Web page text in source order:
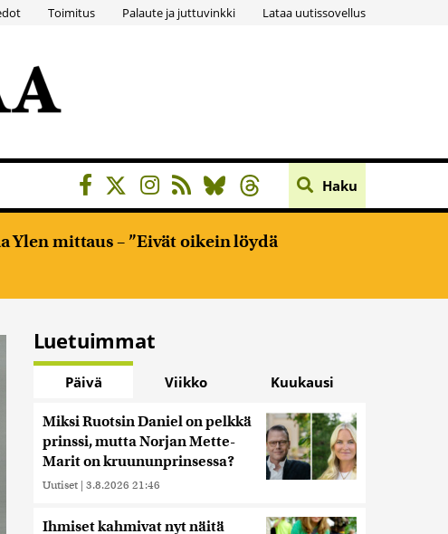
Toimitus Palaute ja juttuvinkki Lataa uutissovellus
Haku
Ylen mittaus – ”Eivät oikein löydä
Luetuimmat
Päivä Viikko Kuukausi
Miksi Ruotsin Daniel on pelkkä
prinssi, mutta Norjan Mette-
Marit on kruununprinsessa?
Uutiset | 3.8.2026 21:46
Ihmiset kahmivat nyt näitä